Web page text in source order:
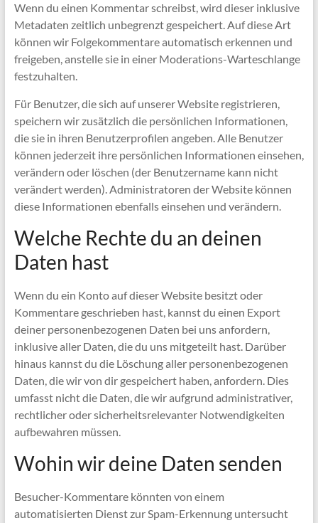
Wenn du einen Kommentar schreibst, wird dieser inklusive
Metadaten zeitlich unbegrenzt gespeichert. Auf diese Art
können wir Folgekommentare automatisch erkennen und
freigeben, anstelle sie in einer Moderations-Warteschlange
festzuhalten.
Für Benutzer, die sich auf unserer Website registrieren,
speichern wir zusätzlich die persönlichen Informationen,
die sie in ihren Benutzerprofilen angeben. Alle Benutzer
können jederzeit ihre persönlichen Informationen einsehen,
verändern oder löschen (der Benutzername kann nicht
verändert werden). Administratoren der Website können
diese Informationen ebenfalls einsehen und verändern.
Welche Rechte du an deinen
Daten hast
Wenn du ein Konto auf dieser Website besitzt oder
Kommentare geschrieben hast, kannst du einen Export
deiner personenbezogenen Daten bei uns anfordern,
inklusive aller Daten, die du uns mitgeteilt hast. Darüber
hinaus kannst du die Löschung aller personenbezogenen
Daten, die wir von dir gespeichert haben, anfordern. Dies
umfasst nicht die Daten, die wir aufgrund administrativer,
rechtlicher oder sicherheitsrelevanter Notwendigkeiten
aufbewahren müssen.
Wohin wir deine Daten senden
Besucher-Kommentare könnten von einem
automatisierten Dienst zur Spam-Erkennung untersucht